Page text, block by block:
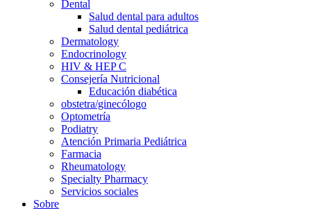
Dental
Salud dental para adultos
Salud dental pediátrica
Dermatology
Endocrinology
HIV & HEP C
Consejería Nutricional
Educación diabética
obstetra/ginecólogo
Optometría
Podiatry
Atención Primaria Pediátrica
Farmacia
Rheumatology
Specialty Pharmacy
Servicios sociales
Sobre